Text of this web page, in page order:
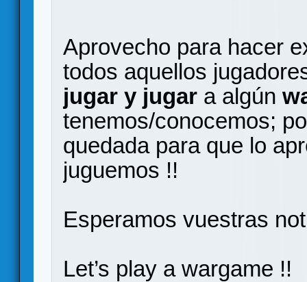
Aprovecho para hacer
todos aquellos
jugar y jugar a algún
tenemos/conocemos;
quedada para que lo
juguemos !!
Esperamos vuestras
Let’s play a wargame !!